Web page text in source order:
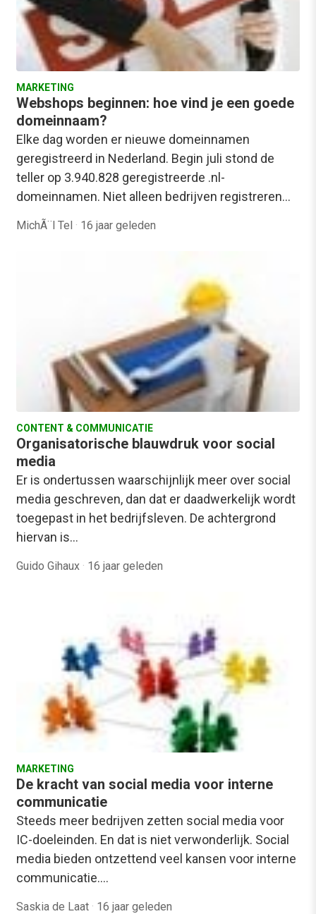
MARKETING
Webshops beginnen: hoe vind je een goede
domeinnaam?
Elke dag worden er nieuwe domeinnamen
geregistreerd in Nederland. Begin juli stond de
teller op 3.940.828 geregistreerde .nl-
domeinnamen. Niet alleen bedrijven registreren…
MichÃ¨l Tel · 16 jaar geleden
CONTENT & COMMUNICATIE
Organisatorische blauwdruk voor social
media
Er is ondertussen waarschijnlijk meer over social
media geschreven, dan dat er daadwerkelijk wordt
toegepast in het bedrijfsleven. De achtergrond
hiervan is…
Guido Gihaux · 16 jaar geleden
MARKETING
De kracht van social media voor interne
communicatie
Steeds meer bedrijven zetten social media voor
IC-doeleinden. En dat is niet verwonderlijk. Social
media bieden ontzettend veel kansen voor interne
communicatie.…
Saskia de Laat · 16 jaar geleden